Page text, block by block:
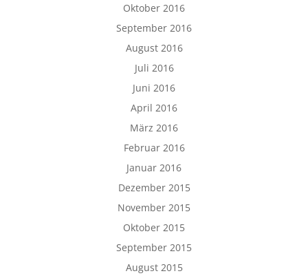
Oktober 2016
September 2016
August 2016
Juli 2016
Juni 2016
April 2016
März 2016
Februar 2016
Januar 2016
Dezember 2015
November 2015
Oktober 2015
September 2015
August 2015